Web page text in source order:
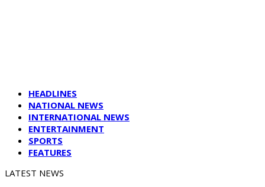
HEADLINES
NATIONAL NEWS
INTERNATIONAL NEWS
ENTERTAINMENT
SPORTS
FEATURES
LATEST NEWS